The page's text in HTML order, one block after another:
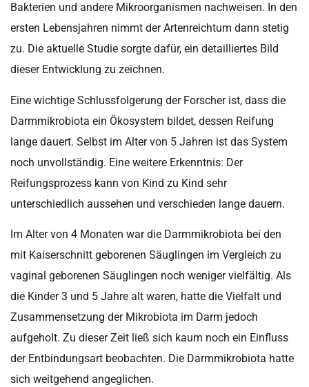
Bakterien und andere Mikroorganismen nachweisen. In den
ersten Lebensjahren nimmt der Artenreichtum dann stetig
zu. Die aktuelle Studie sorgte dafür, ein detailliertes Bild
dieser Entwicklung zu zeichnen.
Eine wichtige Schlussfolgerung der Forscher ist, dass die
Darmmikrobiota ein Ökosystem bildet, dessen Reifung
lange dauert. Selbst im Alter von 5 Jahren ist das System
noch unvollständig. Eine weitere Erkenntnis: Der
Reifungsprozess kann von Kind zu Kind sehr
unterschiedlich aussehen und verschieden lange dauern.
Im Alter von 4 Monaten war die Darmmikrobiota bei den
mit Kaiserschnitt geborenen Säuglingen im Vergleich zu
vaginal geborenen Säuglingen noch weniger vielfältig. Als
die Kinder 3 und 5 Jahre alt waren, hatte die Vielfalt und
Zusammensetzung der Mikrobiota im Darm jedoch
aufgeholt. Zu dieser Zeit ließ sich kaum noch ein Einfluss
der Entbindungsart beobachten. Die Darmmikrobiota hatte
sich weitgehend angeglichen.